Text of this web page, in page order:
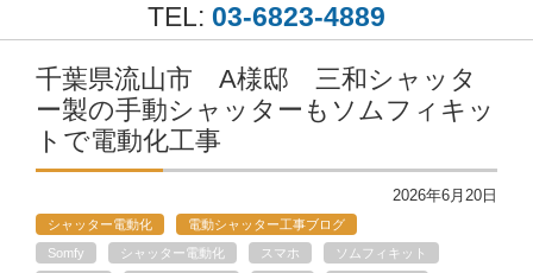
TEL: 03-6823-4889
千葉県流山市 A様邸 三和シャッタ
ー製の手動シャッターもソムフィキッ
トで電動化工事
2026年6月20日
シャッター電動化
電動シャッター工事ブログ
Somfy
シャッター電動化 スマホ
ソムフィキット